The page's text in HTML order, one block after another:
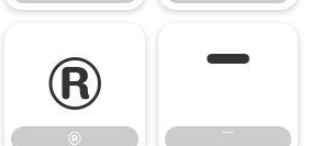
®
® ¯
¯